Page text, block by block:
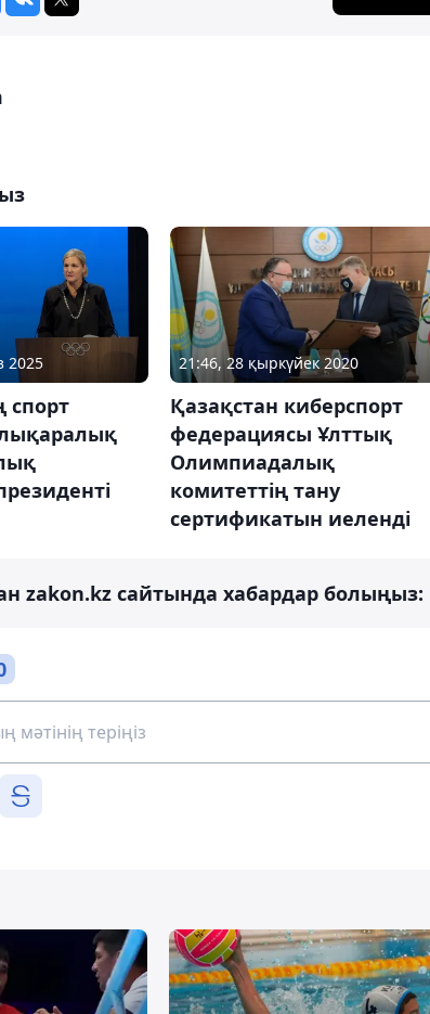
2025
спорт
21:46, 28 қыркүйек 2020
Қазақстан киберспорт
федерациясы Ұлттық
Олимпиадалық
комитеттің тану
сертификатын иеленді
zakon.kz сайтында хабардар болыңыз: